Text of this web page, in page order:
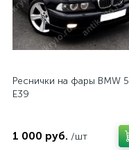
Реснички на фары BMW 5
E39
1 000 руб. /шт